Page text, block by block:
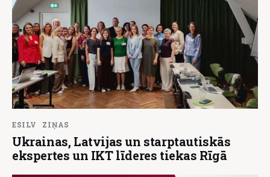
ESILV ZIŅAS
Ukrainas, Latvijas un starptautiskās
ekspertes un IKT līderes tiekas Rīgā